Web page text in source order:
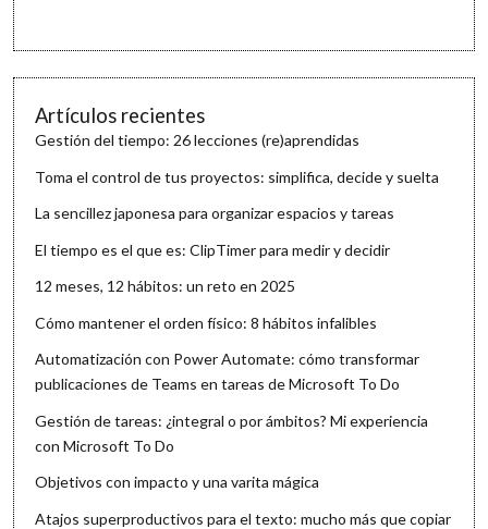
Artículos recientes
Gestión del tiempo: 26 lecciones (re)aprendidas
Toma el control de tus proyectos: simplifica, decide y suelta
La sencillez japonesa para organizar espacios y tareas
El tiempo es el que es: ClipTimer para medir y decidir
12 meses, 12 hábitos: un reto en 2025
Cómo mantener el orden físico: 8 hábitos infalibles
Automatización con Power Automate: cómo transformar
publicaciones de Teams en tareas de Microsoft To Do
Gestión de tareas: ¿integral o por ámbitos? Mi experiencia
con Microsoft To Do
Objetivos con impacto y una varita mágica
Atajos superproductivos para el texto: mucho más que copiar